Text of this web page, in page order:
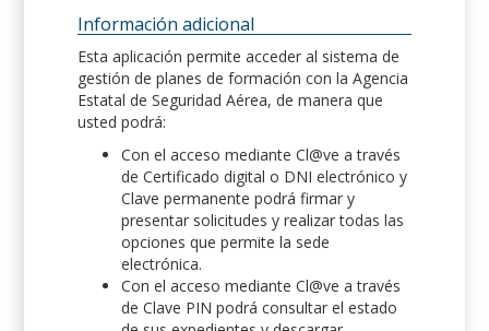
Información adicional
Esta aplicación permite acceder al sistema de
gestión de planes de formación con la Agencia
Estatal de Seguridad Aérea, de manera que
usted podrá:
Con el acceso mediante Cl@ve a través
de Certificado digital o DNI electrónico y
Clave permanente podrá firmar y
presentar solicitudes y realizar todas las
opciones que permite la sede
electrónica.
Con el acceso mediante Cl@ve a través
de Clave PIN podrá consultar el estado